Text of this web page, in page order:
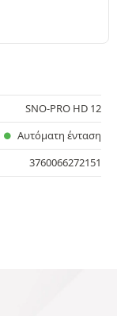
SNO-PRO HD 12
Αυτόματη ένταση
3760066272151